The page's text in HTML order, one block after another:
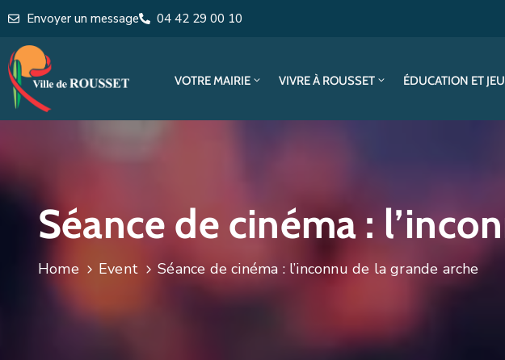
Envoyer un message 04 42 29 00 10
VOTRE MAIRIE VIVRE À ROUSSET ÉDUCATION ET
Séance de cinéma :
Home Event Séance de cinéma : l’inconnu de la grande arche